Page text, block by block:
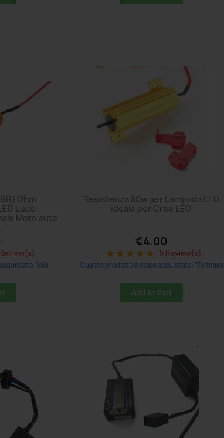
Ohm
Luce
Moto auto
500
Resistenza 50w per Lampada LED
ideale per Cree LED
€4.00
star star star star star 5 Review(s)
Questo prodotto è stato acquistato: 176 times
Add to Cart